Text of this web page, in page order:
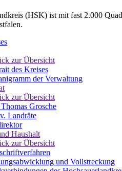
(HSK) ist mit fast 2.000
zur Übersicht
des Kreises
der Verwaltung
zur Übersicht
Grosche
Landräte
Haushalt
zur Übersicht
und Vollstreckung